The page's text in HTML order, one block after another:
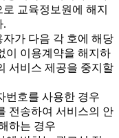
교육정보원에 해지
.
가 다음 각 호에 해당
이 이용계약을 해지하
서비스 제공을 중지할
번호를 사용한 경우
전송하여 서비스의 안
하는 경우